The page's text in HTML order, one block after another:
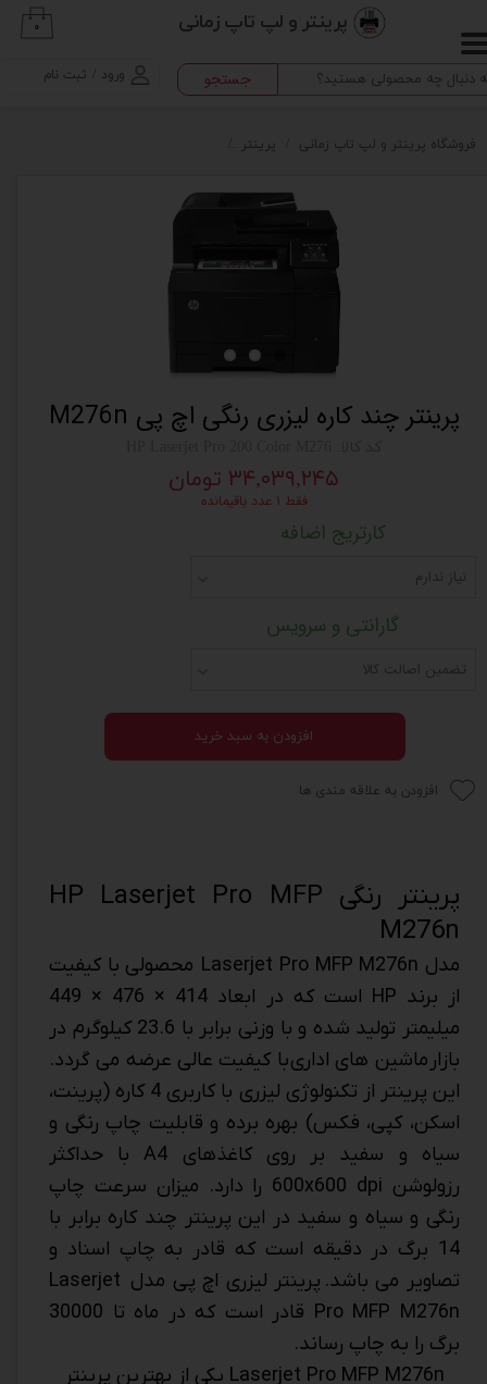
پرینتر و لپ تاپ زمانی
ورود ثبت نام
حساب کاربری من
تغییر گذر واژه
سفارشات
۰
جستجو
فروشگاه پرینتر و لپ تاپ زمانی پرینتر
پرینتر چند کاره لیزری رنگی اچ پی M276n
۳۴,۰۳۹,۲۴۵ تومان
فقط ۱ عدد باقیمانده
کارتریج اضافه
نیاز ندارم
گارانتی و سرویس
تضمین اصالت کالا
افزودن به سبد خرید
افزودن به علاقه مندی ها
پرینتر رنگی HP Laserjet Pro MFP
M276n
مدل Laserjet Pro MFP M276n محصولی با کیفیت
از برند HP است که در ابعاد 414 × 476 × 449
میلیمتر تولید شده و با وزنی برابر با 23.6 کیلوگرم در
بازار ماشین های اداریبا کیفیت عالی عرضه می گردد.
این پرینتر از تکنولوژی لیزری با کاربری 4 کاره (پرینت،
اسکن، کپی، فکس) بهره برده و قابلیت چاپ رنگی و
سیاه و سفید بر روی کاغذهای A4 با حداکثر
رزولوشن 600x600 dpi را دارد. میزان سرعت چاپ
رنگی و سیاه و سفید در این پرینتر چند کاره برابر با
14 برگ در دقیقه است که قادر به چاپ اسناد و
تصاویر می باشد. پرینتر لیزری اچ پی مدل Laserjet
Pro MFP M276n قادر است که در ماه تا 30000
برگ را به چاپ رساند.
Laserjet Pro MFP M276n یکی از بهترین پرینتر